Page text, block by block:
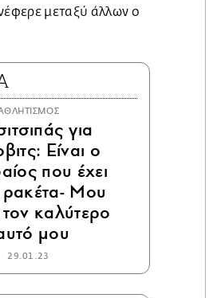
μεταξύ άλλων ο
για
Είναι ο
που έχει
ρακέτα- Μου
τον καλύτερο
μου
29.01.23